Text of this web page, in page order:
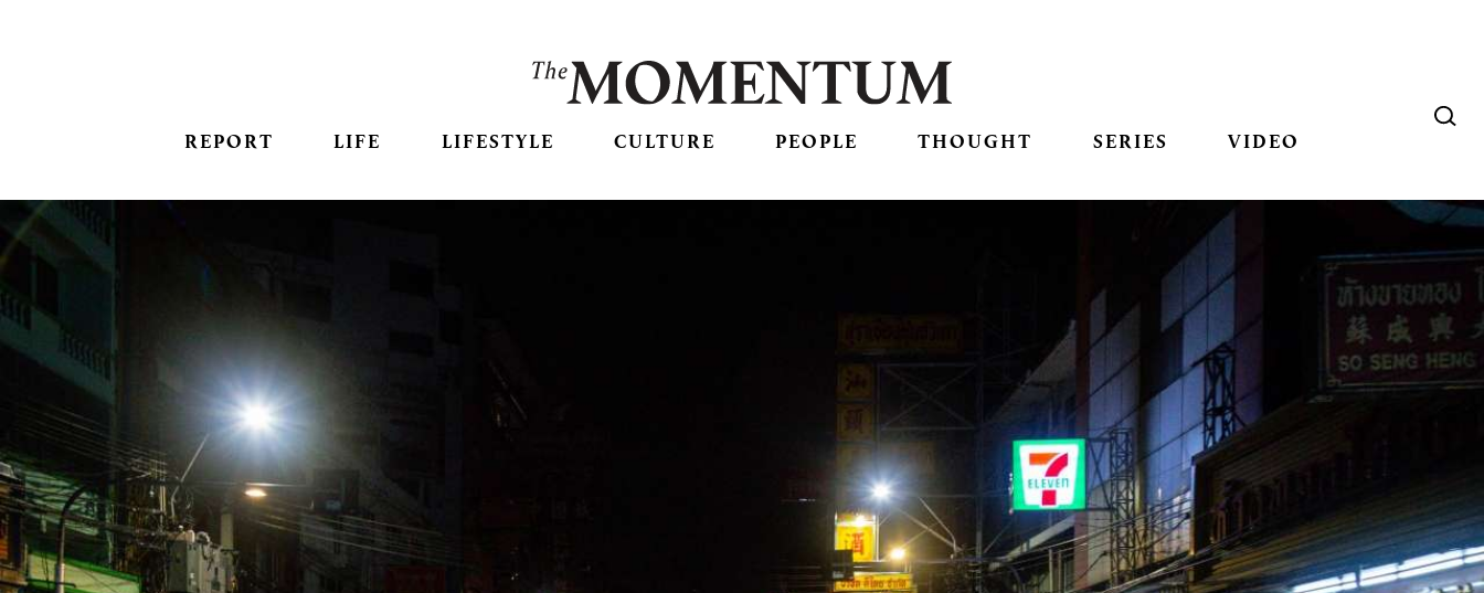
REPORT LIFE LIFESTYLE CULTURE PEOPLE THOUGHT SERIES VIDEO